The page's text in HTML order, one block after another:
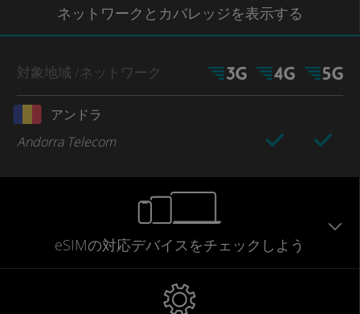
ネットワークとカバレッジを表示する
対象地域 /ネットワーク
アンドラ
Andorra Telecom
eSIMの対応デバイスをチェックしよう